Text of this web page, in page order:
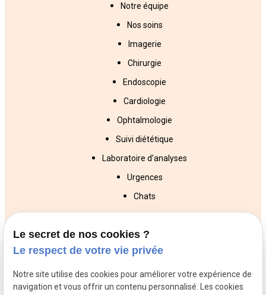
Notre équipe
Nos soins
Imagerie
Chirurgie
Endoscopie
Cardiologie
Ophtalmologie
Suivi diététique
Laboratoire d’analyses
Urgences
Chats
Chiens
NAC
Trappes
Poissy
Conflans St
Le secret de nos cookies ?
Le respect de votre vie privée
Notre site utilise des cookies pour améliorer votre expérience de
navigation et vous offrir un contenu personnalisé. Les cookies